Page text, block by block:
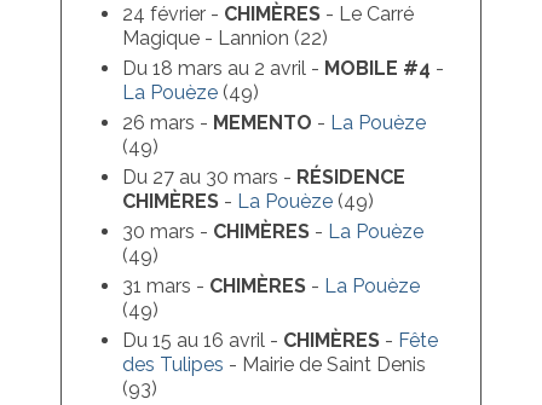
24 février - CHIMÈRES - Le Carré
Magique - Lannion (22)
Du 18 mars au 2 avril - MOBILE #4 -
La Pouèze (49)
26 mars - MEMENTO - La Pouèze
(49)
Du 27 au 30 mars - RÉSIDENCE
CHIMÈRES - La Pouèze (49)
30 mars - CHIMÈRES - La Pouèze
(49)
31 mars - CHIMÈRES - La Pouèze
(49)
Du 15 au 16 avril - CHIMÈRES - Fête
des Tulipes - Mairie de Saint Denis
(93)